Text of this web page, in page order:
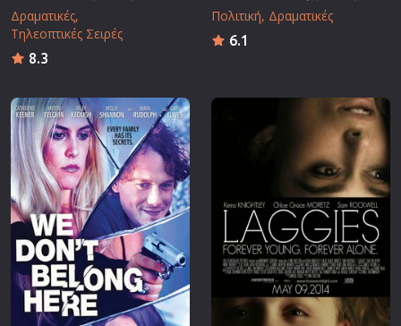
Δραματικές
Τηλεοπτικές Σειρές
8.3
Πολιτική Δραματικές
6.1